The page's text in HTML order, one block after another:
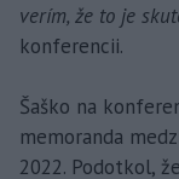
verím, že to je
konferencii.
Šaško na
memoranda
2022. Podotkol,